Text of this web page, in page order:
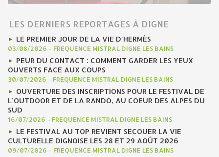
LES DERNIERS REPORTAGES À DIGNE
LE PREMIER JOUR DE LA VIE D'HERMÈS
03/08/2026 - FREQUENCE MISTRAL DIGNE LES BAINS
PEUR DU CONTACT : COMMENT GARDER LES YEUX
OUVERTS FACE AUX COUPS
30/07/2026 - FREQUENCE MISTRAL DIGNE LES BAINS
OUVERTURE DES INSCRIPTIONS POUR LE FESTIVAL DE
L'OUTDOOR ET DE LA RANDO, AU COEUR DES ALPES DU
SUD
16/07/2026 - FREQUENCE MISTRAL DIGNE LES BAINS
LE FESTIVAL AU TOP REVIENT SECOUER LA VIE
CULTURELLE DIGNOISE LES 28 ET 29 AOÛT 2026
09/07/2026 - FREQUENCE MISTRAL DIGNE LES BAINS